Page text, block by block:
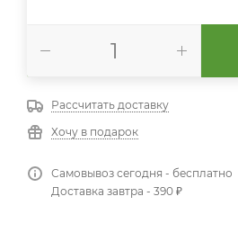
Рассчитать доставку
Хочу в подарок
Самовывоз сегодня - бесплатно
Доставка завтра - 390 ₽